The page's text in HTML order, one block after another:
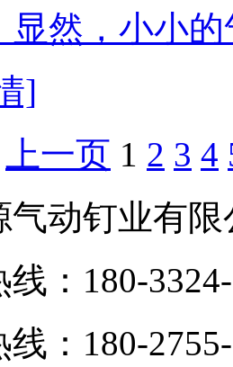
显然，小小
]
上一页 1 2 3 4
气动钉业有限
：180-
：180-